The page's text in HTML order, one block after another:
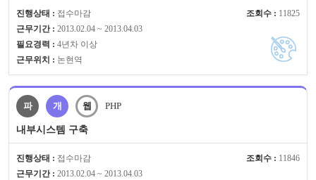
진행상태 : 접수마감 조회수 : 11825
근무기간 : 2013.02.04 ~ 2013.04.03
필요경력 : 4년차 이상
근무위치 : 논현역
파 개 웹 PHP
내부시스템 구축
진행상태 : 접수마감 조회수 : 11846
근무기간 : 2013.02.04 ~ 2013.04.03